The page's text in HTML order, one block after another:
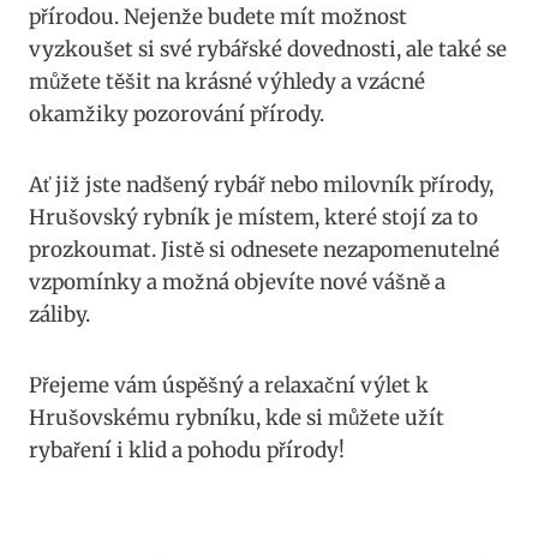
přírodou. Nejenže budete mít možnost
vyzkoušet si své rybářské dovednosti, ale také se
můžete těšit na krásné výhledy a vzácné
okamžiky pozorování přírody.
Ať již jste nadšený rybář nebo milovník přírody,
Hrušovský rybník je místem, které stojí za to
prozkoumat. Jistě si odnesete nezapomenutelné
vzpomínky a možná objevíte nové vášně a
záliby.
Přejeme vám úspěšný a relaxační výlet k
Hrušovskému rybníku, kde si můžete užít
rybaření i klid a pohodu přírody!